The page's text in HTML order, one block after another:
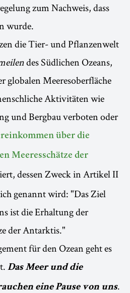
zum Nachweis, dass
wurde.
die Tier- und Pflanzenwelt
des Südlichen Ozeans,
globalen Meeresoberfläche
Aktivitäten wie
und Bergbau verboten oder
über die
Meeresschätze der
dessen Zweck in Artikel II
genannt wird: "Das Ziel
ist die Erhaltung der
der Antarktis."
für den Ozean geht es
Das Meer und die
eine Pause von uns.